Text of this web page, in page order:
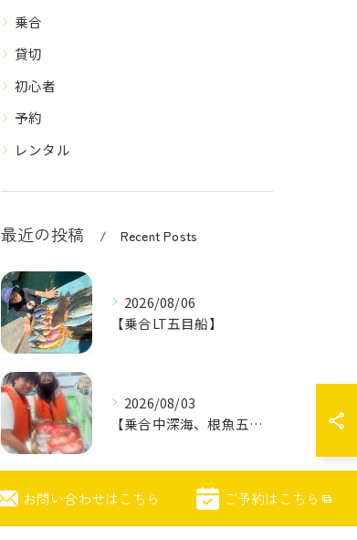
乗合
貸切
初心者
予約
レンタル
最近の投稿 Recent Posts
2026/08/06
【乗合LT五目船】
2026/08/03
【乗合中深海、根魚五目船】
2026/07/26
【乗合LT五目船】
お問い合わせはこちら ご予約はこちら